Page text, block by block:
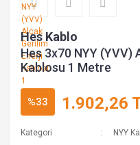
Hes Kablo
Hes 3x70 NYY (YVV)
Kablosu 1 Metre
%33 1.902,26
Kategori
NYY